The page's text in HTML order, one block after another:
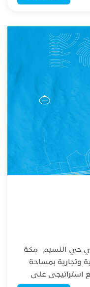
حي النسيم– مكة
9 قطع سكنية وتجارية بمساحة
في موقع استراتيجي على